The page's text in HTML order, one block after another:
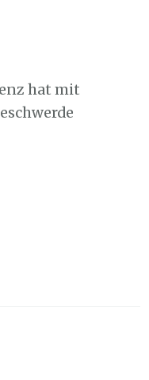
hat mit